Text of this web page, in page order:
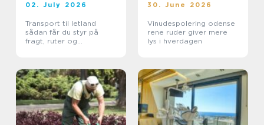
02. July 2026
Transport til letland
sådan får du styr på
fragt, ruter og
30. June 2026
Vinudespolering odense
rene ruder giver mere
lys i hverdagen